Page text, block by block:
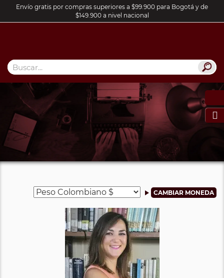
Envío gratis por compras superiores a $99.900 para Bogotá y de
$149.900 a nivel nacional
